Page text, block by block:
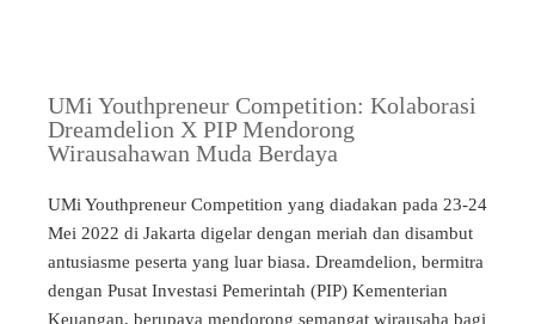
UMi Youthpreneur Competition: Kolaborasi
Dreamdelion X PIP Mendorong
Wirausahawan Muda Berdaya
UMi Youthpreneur Competition yang diadakan pada 23-24
Mei 2022 di Jakarta digelar dengan meriah dan disambut
antusiasme peserta yang luar biasa. Dreamdelion, bermitra
dengan Pusat Investasi Pemerintah (PIP) Kementerian
Keuangan, berupaya mendorong semangat wirausaha bagi